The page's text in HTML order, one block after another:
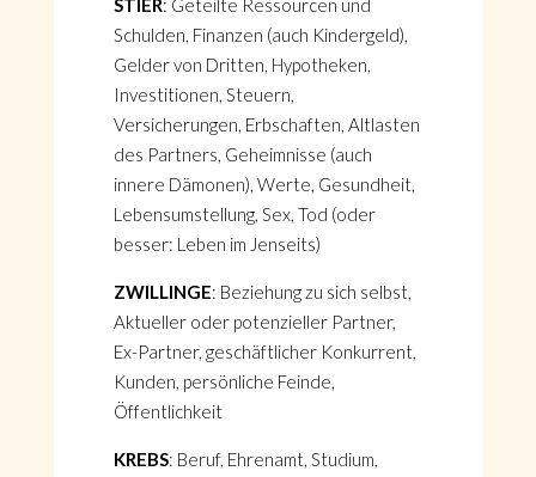
STIER: Geteilte Ressourcen und
Schulden, Finanzen (auch Kindergeld),
Gelder von Dritten, Hypotheken,
Investitionen, Steuern,
Versicherungen, Erbschaften, Altlasten
des Partners, Geheimnisse (auch
innere Dämonen), Werte, Gesundheit,
Lebensumstellung, Sex, Tod (oder
besser: Leben im Jenseits)
ZWILLINGE: Beziehung zu sich selbst,
Aktueller oder potenzieller Partner,
Ex-Partner, geschäftlicher Konkurrent,
Kunden, persönliche Feinde,
Öffentlichkeit
KREBS: Beruf, Ehrenamt, Studium,